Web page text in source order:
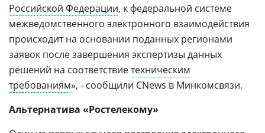
Российской Федерации, к федеральной системе
межведомственного электронного взаимодействия
происходит на основании поданных регионами
заявок после завершения экспертизы данных
решений на соответствиетехническим
требованиям», - сообщили CNews в Минкомсвязи.
Альтернатива «Ростелекому»